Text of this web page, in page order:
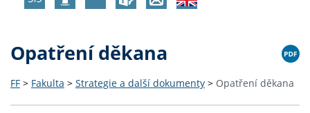
Opatření děkana
FF > Fakulta > Strategie a další dokumenty > Opatření děkana